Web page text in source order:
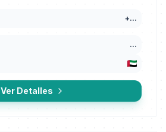
+...
...
Ver Detalles